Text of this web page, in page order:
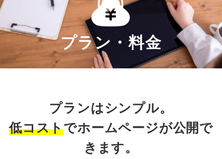
プラン・料金
プランはシンプル。
低コストでホームページが公開で
きます。